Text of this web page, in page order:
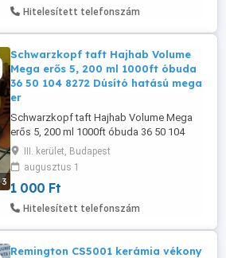
posta kizárolag előre fizetés után mpl
Hitelesített telefonszám
3
Schwarzkopf taft Hajhab Volume
Mega erős 5, 200 ml 1000ft óbuda
36 50 104 8272 Dúsító hatású mega
er
Schwarzkopf taft Hajhab Volume Mega
erős 5, 200 ml 1000ft óbuda 36 50 104
8272 Dúsító hatású mega erős hajrögzítő
hab Milliónyi kollagénnel és
volumennövelő molekulákkal
Hosszantartó tartás ragadás és
maradványok nélkül Segít védeni a hajat a
True Volume dúsító ...
III. kerület, Budapest
augusztus 1
1 000 Ft
Hitelesített telefonszám
Remington CS5001 kerámia vékony